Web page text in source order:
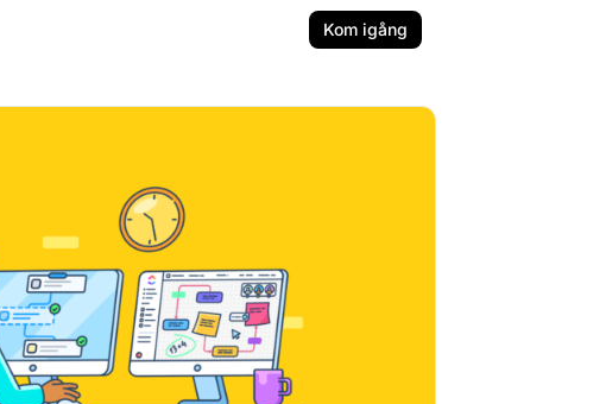
Kom igång